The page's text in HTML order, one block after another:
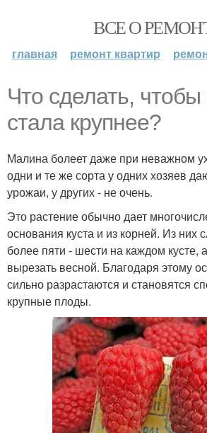
ВСЕ О
главная ремонт квартир
Что сделать,
стала крупнее?
Малина болеет даже при неважном
одни и те же сорта у одних хозяев
урожаи, у других - не очень.
Это растение обычно дает
основания куста и из корней. Из них
более пяти - шести на каждом кусте,
вырезать весной. Благодаря этому
сильно разрастаются и становятся
крупные плоды.